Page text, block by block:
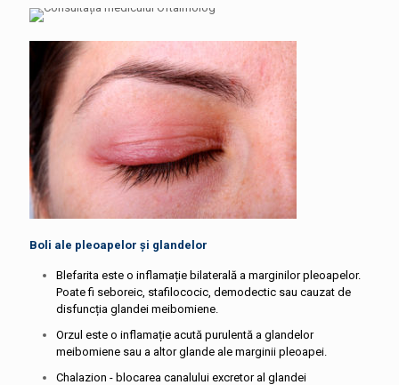
Boli ale pleoapelor și glandelor
Blefarita este o inflamație bilaterală a marginilor pleoapelor.
Poate fi seboreic, stafilococic, demodectic sau cauzat de
disfuncția glandei meibomiene.
Orzul este o inflamație acută purulentă a glandelor
meibomiene sau a altor glande ale marginii pleoapei.
Chalazion - blocarea canalului excretor al glandei